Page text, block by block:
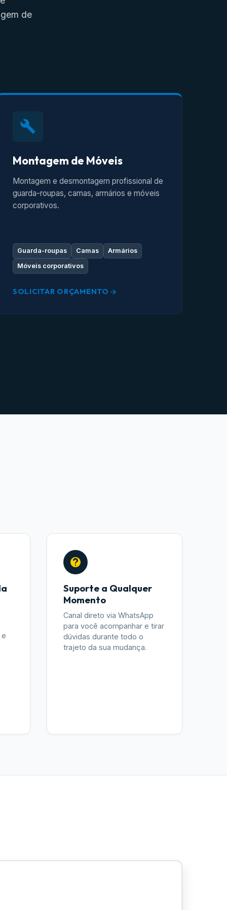
de
Montagem de Móveis
Montagem e desmontagem profissional de
guarda-roupas, camas, armários e móveis
corporativos.
Guarda-roupas Camas
Armários
Móveis corporativos
SOLICITAR ORÇAMENTO
Suporte a Qualquer
Momento
Canal direto via WhatsApp
para você acompanhar e tirar
dúvidas durante todo o
trajeto da sua mudança.